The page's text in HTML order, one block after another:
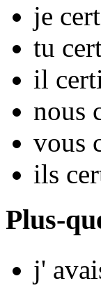
je
tu
il
nous
vous
ils
Plus-
j'